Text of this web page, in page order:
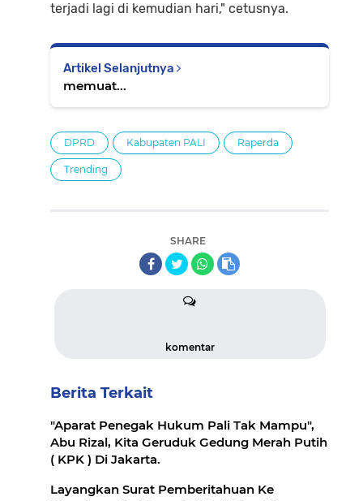
terjadi lagi di kemudian hari," cetusnya.
Artikel Selanjutnya
memuat...
DPRD Kabupaten PALI Raperda
Trending
SHARE
komentar
Berita Terkait
"Aparat Penegak Hukum Pali Tak Mampu",
Abu Rizal, Kita Geruduk Gedung Merah Putih
( KPK ) Di Jakarta.
Layangkan Surat Pemberitahuan Ke